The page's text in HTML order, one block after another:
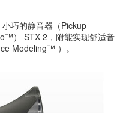
巧的静音器（Pickup
） STX-2，附能实现舒适音
Modeling™ ）。